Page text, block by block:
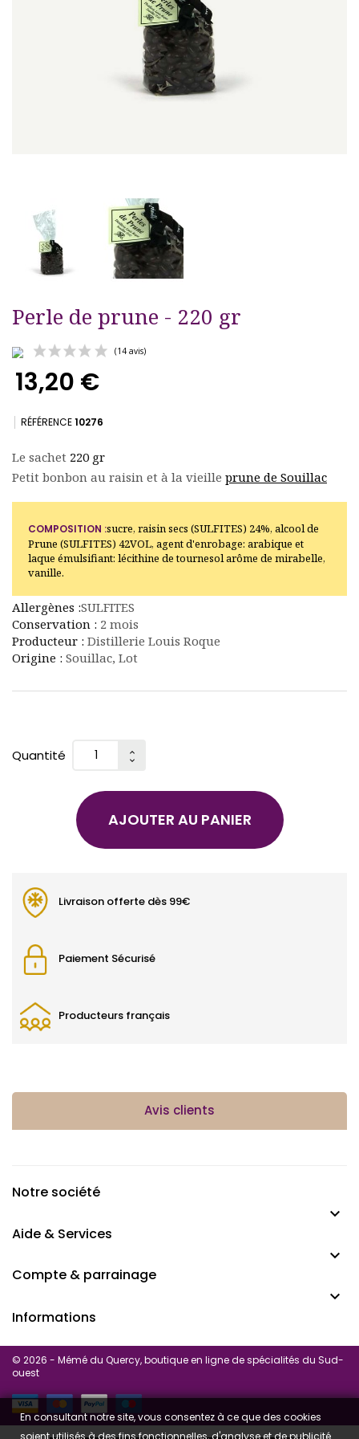
Perle de prune - 220 gr
(14 avis)
13,20 €
RÉFÉRENCE10276
Le sachet 220 gr
Petit bonbon au raisin et à la vieille prune de Souillac
COMPOSITION :sucre, raisin secs (SULFITES) 24%, alcool de
Prune (SULFITES) 42VOL, agent d'enrobage: arabique et
laque émulsifiant: lécithine de tournesol arôme de mirabelle,
vanille.
Allergènes :SULFITES
Conservation : 2 mois
Producteur : Distillerie Louis Roque
Origine : Souillac, Lot
Quantité
AJOUTER AU PANIER
Livraison offerte dès 99€
Paiement Sécurisé
Producteurs français
Avis clients
Notre société

Aide & Services

Compte & parrainage

Informations
© 2026 - Mémé du Quercy, boutique en ligne de spécialités du Sud-
ouest
En consultant notre site, vous consentez à ce que des cookies
soient utilisés à des fins fonctionnelles, d'analyse et de publicité.